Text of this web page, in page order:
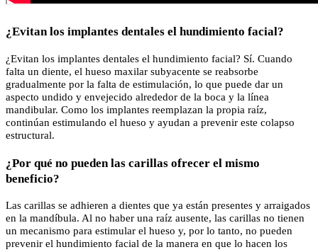
¿Evitan los implantes dentales el hundimiento facial?
¿Evitan los implantes dentales el hundimiento facial? Sí. Cuando
falta un diente, el hueso maxilar subyacente se reabsorbe
gradualmente por la falta de estimulación, lo que puede dar un
aspecto undido y envejecido alrededor de la boca y la línea
mandibular. Como los implantes reemplazan la propia raíz,
continúan estimulando el hueso y ayudan a prevenir este colapso
estructural.
¿Por qué no pueden las carillas ofrecer el mismo
beneficio?
Las carillas se adhieren a dientes que ya están presentes y arraigados
en la mandíbula. Al no haber una raíz ausente, las carillas no tienen
un mecanismo para estimular el hueso y, por lo tanto, no pueden
prevenir el hundimiento facial de la manera en que lo hacen los